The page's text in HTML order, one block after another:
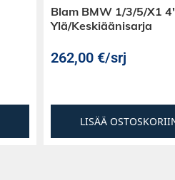
Blam BMW 1/3/5/X1
Ylä/Keskiäänisarja
262,00 €/srj
LISÄÄ